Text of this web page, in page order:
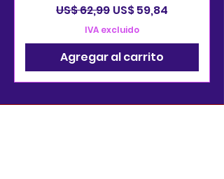
Precio
US$ 62,99 Precio de oferta
US$ 59,84
IVA excluido
Agregar al carrito